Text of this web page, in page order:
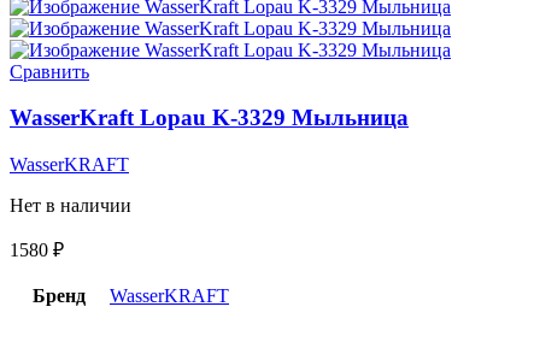
Сравнить
WasserKraft Lopau K-3329 Мыльница
WasserKRAFT
Нет в наличии
1580 ₽
Бренд WasserKRAFT